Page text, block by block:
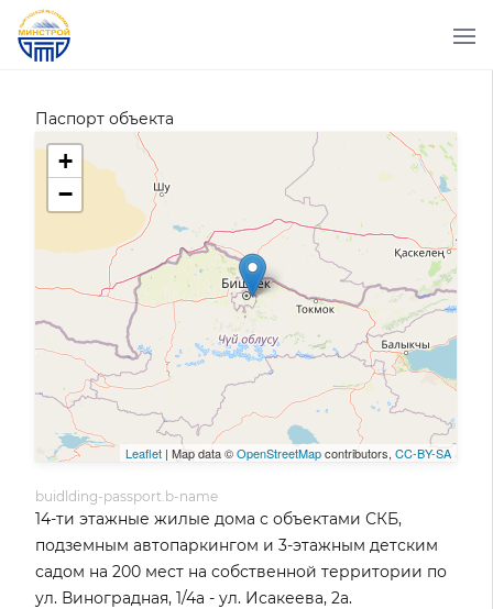
Паспорт объекта
+
−
Leaflet | Map data ©OpenStreetMapcontributors, CC-BY-SA
buidlding-passport.b-name
14-ти этажные жилые дома с объектами СКБ,
подземным автопаркингом и 3-этажным детским
садом на 200 мест на собственной территории по
ул. Виноградная, 1/4а - ул. Исакеева, 2а.